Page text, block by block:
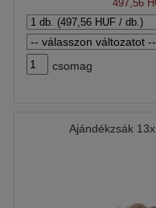
497,56
csomag
Ajándékzsák